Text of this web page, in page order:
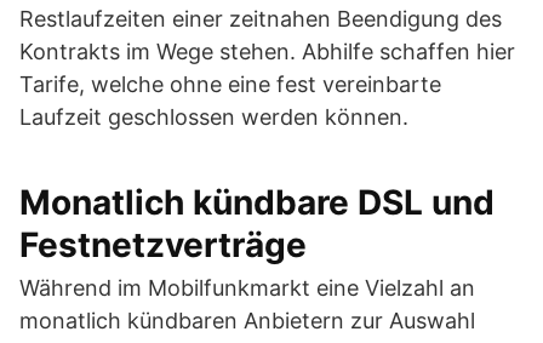
Restlaufzeiten einer zeitnahen Beendigung des
Kontrakts im Wege stehen. Abhilfe schaffen hier
Tarife, welche ohne eine fest vereinbarte
Laufzeit geschlossen werden können.
Monatlich kündbare DSL und
Festnetzverträge
Während im Mobilfunkmarkt eine Vielzahl an
monatlich kündbaren Anbietern zur Auswahl